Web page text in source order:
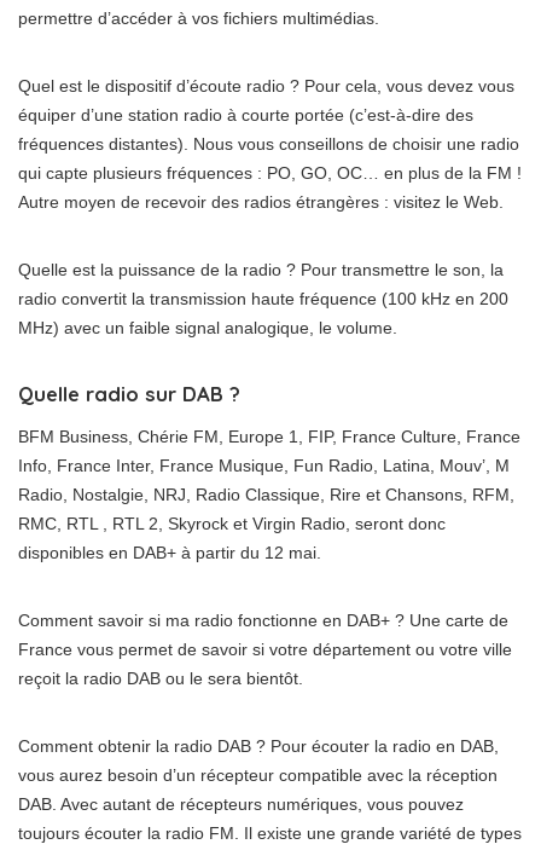
permettre d’accéder à vos fichiers multimédias.
Quel est le dispositif d’écoute radio ? Pour cela, vous devez vous
équiper d’une station radio à courte portée (c’est-à-dire des
fréquences distantes). Nous vous conseillons de choisir une radio
qui capte plusieurs fréquences : PO, GO, OC… en plus de la FM !
Autre moyen de recevoir des radios étrangères : visitez le Web.
Quelle est la puissance de la radio ? Pour transmettre le son, la
radio convertit la transmission haute fréquence (100 kHz en 200
MHz) avec un faible signal analogique, le volume.
Quelle radio sur DAB ?
BFM Business, Chérie FM, Europe 1, FIP, France Culture, France
Info, France Inter, France Musique, Fun Radio, Latina, Mouv’, M
Radio, Nostalgie, NRJ, Radio Classique, Rire et Chansons, RFM,
RMC, RTL , RTL 2, Skyrock et Virgin Radio, seront donc
disponibles en DAB+ à partir du 12 mai.
Comment savoir si ma radio fonctionne en DAB+ ? Une carte de
France vous permet de savoir si votre département ou votre ville
reçoit la radio DAB ou le sera bientôt.
Comment obtenir la radio DAB ? Pour écouter la radio en DAB,
vous aurez besoin d’un récepteur compatible avec la réception
DAB. Avec autant de récepteurs numériques, vous pouvez
toujours écouter la radio FM. Il existe une grande variété de types